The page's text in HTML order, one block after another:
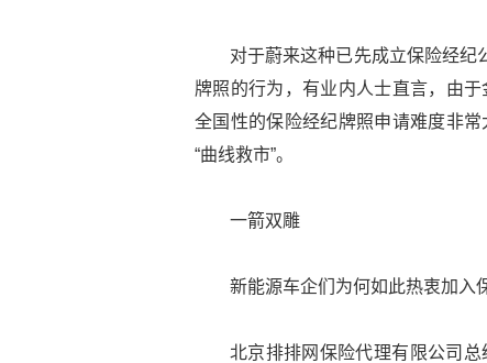
对于蔚来这种已先成立保险经纪
牌照的行为，有业内人士直言，由
全国性的保险经纪牌照申请难度非
“曲线救市”。
一箭双雕
新能源车企们为何如此热衷加入
北京排排网保险代理有限公司